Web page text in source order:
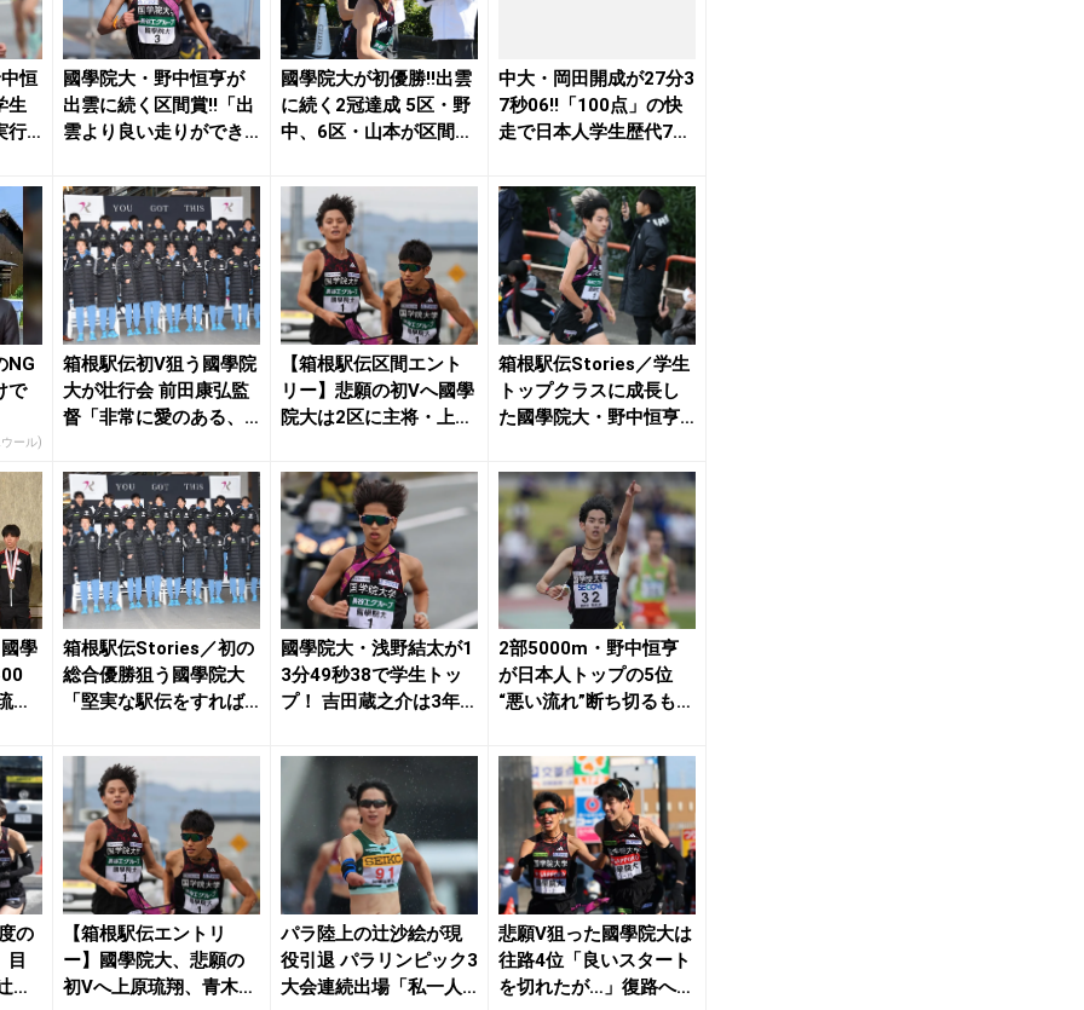
恒
生
行
國學院大・野中恒亨が
出雲に続く区間賞!!「出
雲より良い走りができ
國學院大が初優勝!!出雲
に続く2冠達成 5区・野
中、6区・山本が区間
中大・岡田開成が27分3
7秒06!!「100点」の快
走で日本人学生歴代7
NG
で
ール)
箱根駅伝初V狙う國學院
大が壮行会 前田康弘監
督「非常に愛のある、
【箱根駅伝区間エント
リー】悲願の初Vへ國學
院大は2区に主将・上原
箱根駅伝Stories／学生
トップクラスに成長し
た國學院大・野中恒亨
學
翔
箱根駅伝Stories／初の
総合優勝狙う國學院大
「堅実な駅伝をすれば
國學院大・浅野結太が1
3分49秒38で学生トッ
プ！ 吉田蔵之介は3年ぶ
2部5000m・野中恒亨
が日本人トップの5位
“悪い流れ”断ち切るも
の
目
原
【箱根駅伝エントリ
ー】國學院大、悲願の
初Vへ上原琉翔、青木瑠
パラ陸上の辻沙絵が現
役引退 パラリンピック3
大会連続出場「私一人
悲願V狙った國學院大は
往路4位「良いスタート
を切れたが…」復路へ望